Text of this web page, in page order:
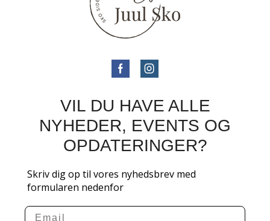
VIL DU HAVE ALLE
NYHEDER, EVENTS OG
OPDATERINGER?
Skriv dig op til vores nyhedsbrev med
formularen nedenfor
Email